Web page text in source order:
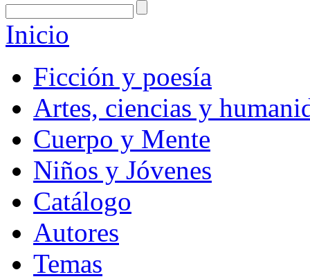
Inicio
Ficción y poesía
Artes, ciencias y
Cuerpo y Mente
Niños y Jóvenes
Catálogo
Autores
Temas